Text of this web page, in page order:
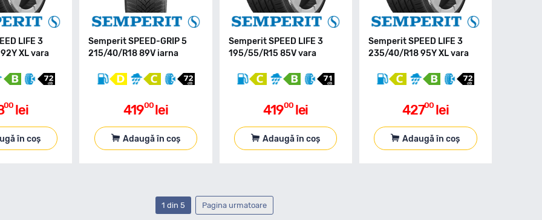
LIFE 3
XL vara
00 lei
în coș
Semperit SPEED-GRIP 5
215/40/R18 89V iarna
41900 lei
Adaugă în coș
Semperit SPEED LIFE 3
195/55/R15 85V vara
41900 lei
Adaugă în coș
Semperit SPEED LIFE 3
235/40/R18 95Y XL vara
42700 lei
Adaugă în coș
1 din 5 Pagina urmatoare